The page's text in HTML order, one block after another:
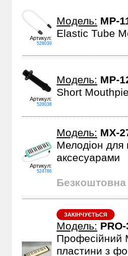
Артикул:
528039
Модель: MP-
Elastic Tube
Артикул:
528038
Модель: MP-
Short
Артикул:
524786
Модель: MX-
Мелодіон для
аксесуарами
Безкоштовна
ЗАКІНЧУЄТЬСЯ
Модель:
Професійний
пластини з